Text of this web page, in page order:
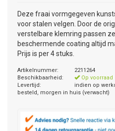
Deze fraai vormgegeven
voor stalen velgen. Door de
verstelbare klemring passen
beschermende coating altijd
Prijs is per 4 stuks.
Artikelnummer:
2211264
Beschikbaarheid:
Op voorraad
Levertijd:
indien op
besteld, morgen in huis (verwacht)